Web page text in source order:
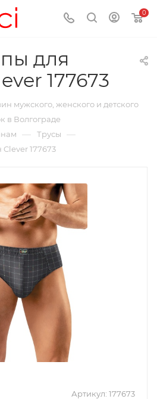
0
для
177673
мужского, женского и детского
в Волгограде
— Трусы —
177673
Артикул: 177673